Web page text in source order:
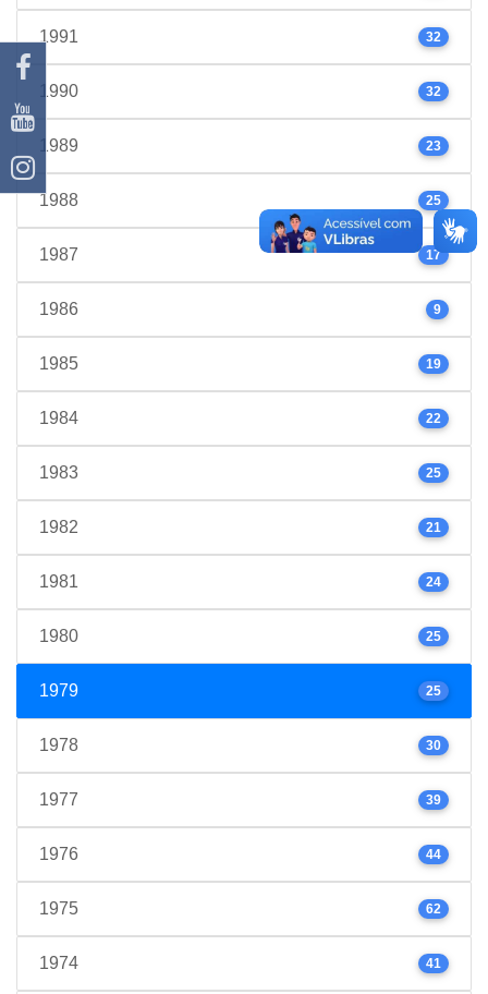
1991 32
1990 32
1989 23
1988 25
1987 17
1986 9
1985 19
1984 22
1983 25
1982 21
1981 24
1980 25
1979 25
1978 30
1977 39
1976 44
1975 62
1974 41